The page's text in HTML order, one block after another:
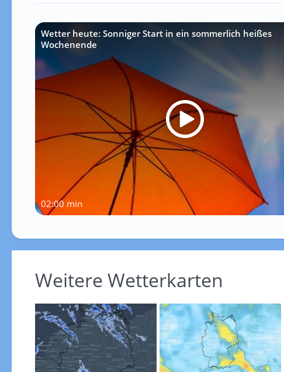
Wetter heute: Sonniger Start in ein sommerlich heißes
Wochenende
02:00 min
Weitere Wetterkarten